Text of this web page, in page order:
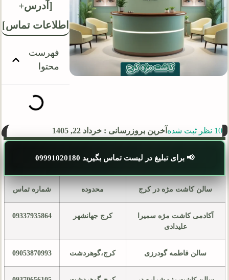
[آدرس+
اطلاعات تماس]
فهرست
محتوا
10 نظر ثبت شده آخرین بروزرسانی : خرداد 22, 1405
📢 برای تبلیغ در لیست تماس بگیرید 09991020180
سالن کاشت مژه در کرج محدوده شماره تماس
آکادمی کاشت مژه سمیرا
علیدادی
کرج جهانشهر 09337935864
سالن فاطمه گودرزی کرج،گوهردشت 09053870993